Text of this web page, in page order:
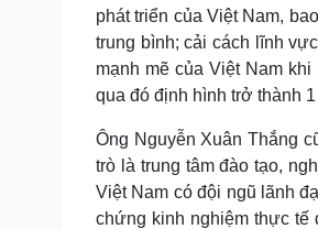
phát triển của Việt Nam,
trung bình; cải cách lĩnh
mạnh mẽ của Việt Nam
qua đó định hình trở thành
Ông Nguyễn Xuân Thắng
trò là trung tâm đào tạo,
Việt Nam có đội ngũ lãnh
chứng kinh nghiệm thực tế